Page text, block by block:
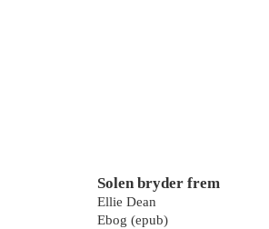
Solen bryder frem
Ellie Dean
Ebog (epub)